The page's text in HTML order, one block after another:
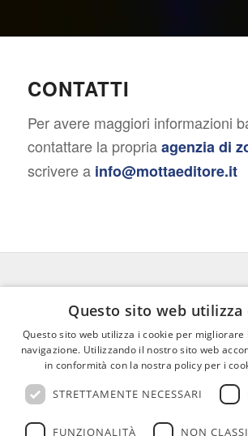
CONTATTI
Per avere maggiori informazioni
contattare la propriaagenzia di
scrivere a info@mottaeditore.it
FEDERICO MOTTA
02 300761–
08233380966 – Cap.Soc. €
REA MI 2011580
Questo sito web utilizza
Questo sito web utilizza i cookie per migliorare
navigazione. Utilizzando il nostro sito web
in conformità con la nostra policy per i
STRETTAMENTE NECESSARI
FUNZIONALITÀ NON